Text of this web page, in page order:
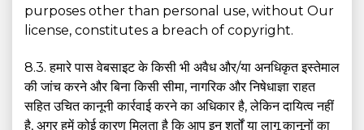
purposes other than personal use, without Our
license, constitutes a breach of copyright.
8.3. हमारे पास वेबसाइट के किसी भी अवैध और/या अनधिकृत इस्तेमाल
की जांच करने और बिना किसी सीमा, नागरिक और निषेधाज्ञा राहत
सहित उचित कानूनी कार्रवाई करने का अधिकार है, लेकिन दायित्व नहीं
है, अगर हमें कोई कारण मिलता है कि आप इन शर्तों या लागू कानूनों का